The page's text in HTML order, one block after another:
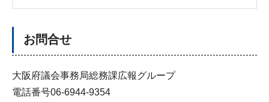
お問合せ
大阪府議会事務局総務課広報グループ
電話番号06-6944-9354